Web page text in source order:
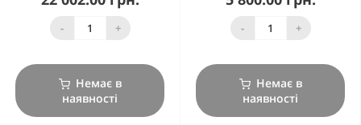
- +
Немає в
наявності
- +
Немає в
наявності